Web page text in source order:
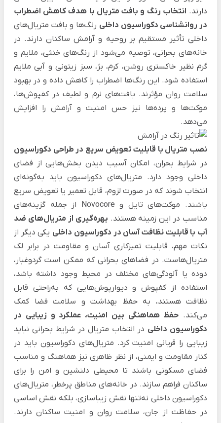
دارند. انتخاب رنگ و بافت متریال با هدف کاهش اضطراب
در روانشناسی دکوراسیون داخلی رنگ‌ها و بافت متریال‌های
داخلی تأثیر مستقیم بر روحیه و آرامش ساکنان دارند. در
خانه‌های بحرانی، توصیه می‌شود از رنگ‌های خنثی، ملایم و
گرم نظیر خاکستری روشن، کرم، بژ، سبز زیتونی و آبی ملایم
استفاده شود. این رنگ‌ها اضطراب را کاهش داده و در بهبود
سلامت روان مؤثرند. بافت‌های نرم و لطیف در کفپوش‌ها،
موکت‌ها و پرده‌ها نیز حس امنیت و آرامش را افزایش
می‌دهد.
نصب متریال با قابلیت تعویض سریع در طراحی دکوراسیون
در شرایط بحران، امکان آسیب دیدن بخش‌هایی از فضای
داخلی وجود دارد. متریال‌های دکوراسیون باید به‌گونه‌ای
انتخاب شوند که در صورت لزوم، قابل تعمیر یا تعویض سریع
باشند. موکت‌های تایل و Novocore از جمله گزینه‌های
مناسب در این زمینه هستند. بهره‌گیری از متریال‌های ضد
آب با قابلیت نظافت آسان در دکوراسیون داخلی یکی دیگر از
نکات مهم، قابلیت تمیزکاری آسان و مقاومت در برابر لک
متریال‌هاست. در فضاهای بحرانی که ممکن است گردوغبار،
دوده یا آلودگی‌های مختلف در محیط وجود داشته باشد،
استفاده از کفپوش و دیوارپوش‌هایی که به‌راحتی قابل
نظافت هستند، به حفظ بهداشت و سلامت فضا کمک
می‌کند. حفظ هماهنگی بین امنیت، عملکرد و زیبایی در
دکوراسیون داخلی در انتخاب متریال در شرایط بحرانی نباید
زیبایی را قربانی امنیت کرد. متریال‌های دکوراسیون باید در
کنار مقاومت و ایمنی، از نظر ظاهری نیز هماهنگ و مناسب
فضای مسکونی باشند تا محیطی دلنشین و امن را برای
ساکنان فراهم سازند. در خانه‌های مناطق پرخطر، متریال‌های
دکوراسیون داخلی نه‌تنها نقش زیباسازی، بلکه نقش اساسی
در حفاظت از جان، سلامت روان و امنیت ساکنان دارند.